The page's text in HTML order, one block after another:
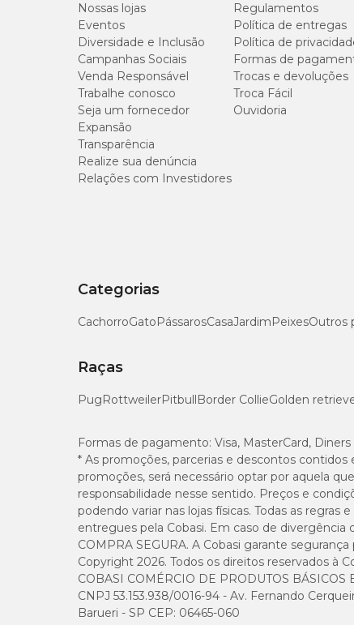
Nossas lojas
Eventos
Diversidade e Inclusão
Campanhas Sociais
Venda Responsável
Trabalhe conosco
Seja um fornecedor
Expansão
Transparência
Realize sua denúncia
Relações com Investidores
Regulamentos
Política de entregas
Política de
Formas de
Trocas e devoluções
Troca Fácil
Ouvidoria
Categorias
CachorroGatoPássarosCasaJardimPeixesOutros
Raças
PugRottweilerPitbullBorder CollieGolden
Formas de pagamento: Visa, MasterCard,
* As promoções, parcerias e descontos
promoções, será necessário optar por aquela
responsabilidade nesse sentido. Preços e
podendo variar nas lojas físicas. Todas as
entregues pela Cobasi. Em caso de divergência
COMPRA SEGURA. A Cobasi garante
Copyright 2026. Todos os direitos reservados à
COBASI COMÉRCIO DE PRODUTOS BÁSICOS
CNPJ 53.153.938/0016-94 - Av. Fernando
Barueri - SP CEP: 06465-060